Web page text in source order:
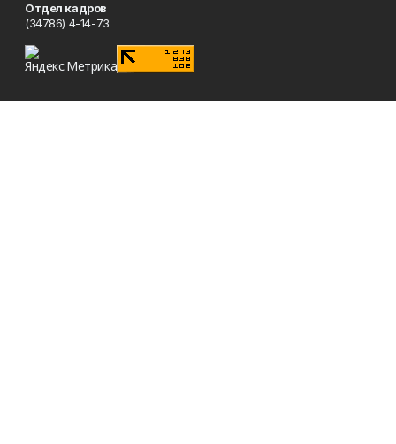
Отдел кадров
(34786) 4-14-73